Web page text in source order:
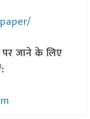
जाने के लिए